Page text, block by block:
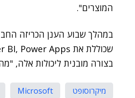
המוצרים".
בצורה מובנית ליכולות אלה,
מיקרוסופט Microsoft